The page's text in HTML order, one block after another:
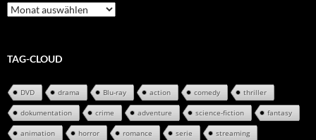
Review-
Archiv
TAG-CLOUD
DVD drama Blu-ray action comedy thriller
dokumentation crime adventure science-fiction fantasy
animation horror romance serie streaming